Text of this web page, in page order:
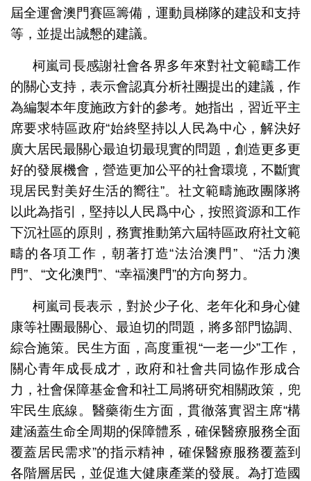
屆全運會澳門賽區籌備，運動員梯隊的建設和支持
等，並提出誠懇的建議。
柯嵐司長感謝社會各界多年來對社文範疇工作
的關心支持，表示會認真分析社團提出的建議，作
為編製本年度施政方針的參考。她指出，習近平主
席要求特區政府“始終堅持以人民為中心，解決好
廣大居民最關心最迫切最現實的問題，創造更多更
好的發展機會，營造更加公平的社會環境，不斷實
現居民對美好生活的嚮往”。社文範疇施政團隊將
以此為指引，堅持以人民爲中心，按照資源和工作
下沉社區的原則，務實推動第六屆特區政府社文範
疇的各項工作，朝著打造“法治澳門”、“活力澳
門”、“文化澳門”、“幸福澳門”的方向努力。
柯嵐司長表示，對於少子化、老年化和身心健
康等社團最關心、最迫切的問題，將多部門協調、
綜合施策。民生方面，高度重視“一老一少”工作，
關心青年成長成才，政府和社會共同協作形成合
力，社會保障基金會和社工局將研究相關政策，兜
牢民生底線。醫藥衛生方面，貫徹落實習主席“構
建涵蓋生命全周期的保障體系，確保醫療服務全面
覆蓋居民需求”的指示精神，確保醫療服務覆蓋到
各階層居民，並促進大健康產業的發展。為打造國